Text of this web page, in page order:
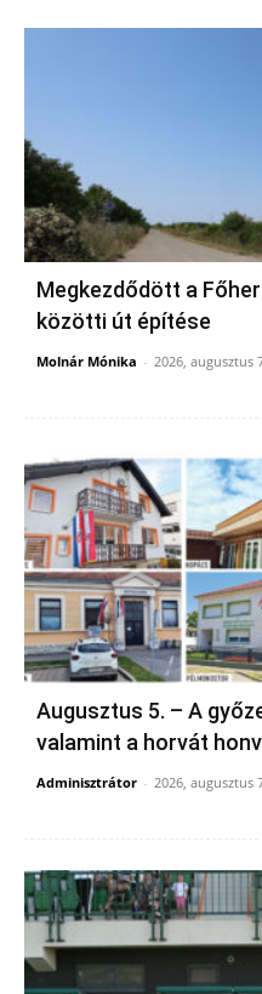
Megkezdődött a
közötti út építése
Molnár Mónika - 2026, augusztus
Augusztus 5. – A
valamint a horvát
Adminisztrátor - 2026, augusztus